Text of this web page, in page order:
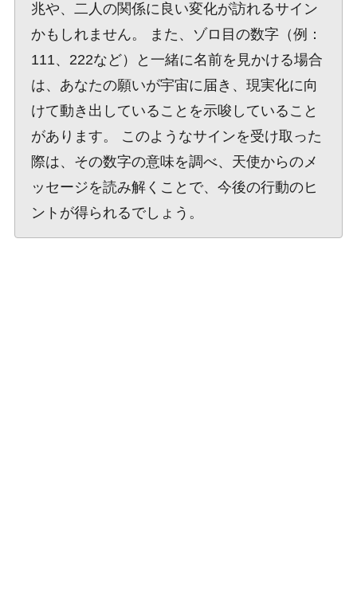
兆や、二人の関係に良い変化が訪れるサイン
かもしれません。 また、ゾロ目の数字（例：
111、222など）と一緒に名前を見かける場合
は、あなたの願いが宇宙に届き、現実化に向
けて動き出していることを示唆していること
があります。 このようなサインを受け取った
際は、その数字の意味を調べ、天使からのメ
ッセージを読み解くことで、今後の行動のヒ
ントが得られるでしょう。